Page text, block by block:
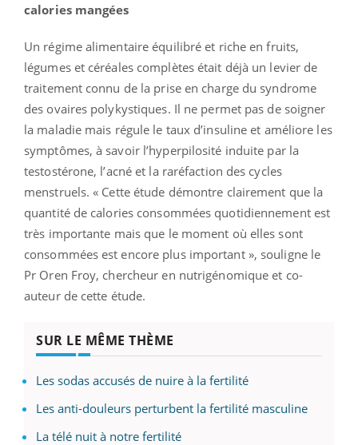
calories mangées
Un régime alimentaire équilibré et riche en fruits,
légumes et céréales complètes était déjà un levier de
traitement connu de la prise en charge du syndrome
des ovaires polykystiques. Il ne permet pas de soigner
la maladie mais régule le taux d’insuline et améliore les
symptômes, à savoir l’hyperpilosité induite par la
testostérone, l’acné et la raréfaction des cycles
menstruels. « Cette étude démontre clairement que la
quantité de calories consommées quotidiennement est
très importante mais que le moment où elles sont
consommées est encore plus important », souligne le
Pr Oren Froy, chercheur en nutrigénomique et co-
auteur de cette étude.
SUR LE MÊME THÈME
Les sodas accusés de nuire à la fertilité
Les anti-douleurs perturbent la fertilité masculine
La télé nuit à notre fertilité